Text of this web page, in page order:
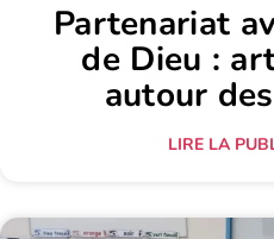
Partenariat
de Dieu :
autour
LIRE LA